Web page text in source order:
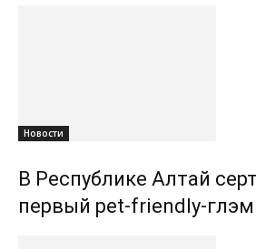
Новости
В Республике Алтай
первый pet-friendly-